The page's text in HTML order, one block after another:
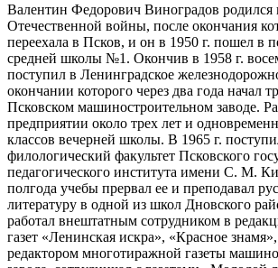
Валентин Федорович Виноградов родился
Отечественной войны, после окончания
переехала в Псков, и он в 1950 г. пошел в
средней школы №1. Окончив в 1958 г.
поступил в Ленинградское
окончании которого через два года начал
Псковском машиностроительном заводе.
предприятии около трех лет и
классов вечерней школы. В 1965 г.
филологический факультет Псковского
педагогического института имени С. М.
полгода учебы прервал ее и преподавал
литературу в одной из школ Дновского
работал внештатным сотрудником в
газет «Ленинская искра», «Красное
редактором многотиражной газеты